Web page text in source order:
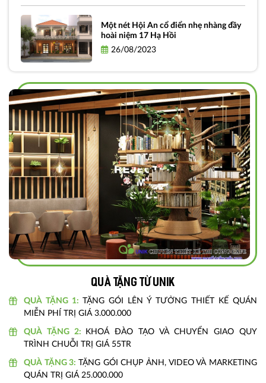
Một nét Hội An cổ điển nhẹ nhàng đầy
hoài niệm 17 Hạ Hồi
26/08/2023
Quà tặng từ unik
QUÀ TẶNG 1: TẶNG GÓI LÊN Ý TƯỞNG THIẾT KẾ QUÁN
MIỄN PHÍ TRỊ GIÁ 3.000.000
QUÀ TẶNG 2:
KHOÁ ĐÀO TẠO VÀ CHUYỂN GIAO QUY
TRÌNH CHUỖI TRỊ GIÁ 55TR
QUÀ TẶNG 3: TẶNG GÓI CHỤP ẢNH, VIDEO VÀ MARKETING
QUÁN TRỊ GIÁ 25.000.000